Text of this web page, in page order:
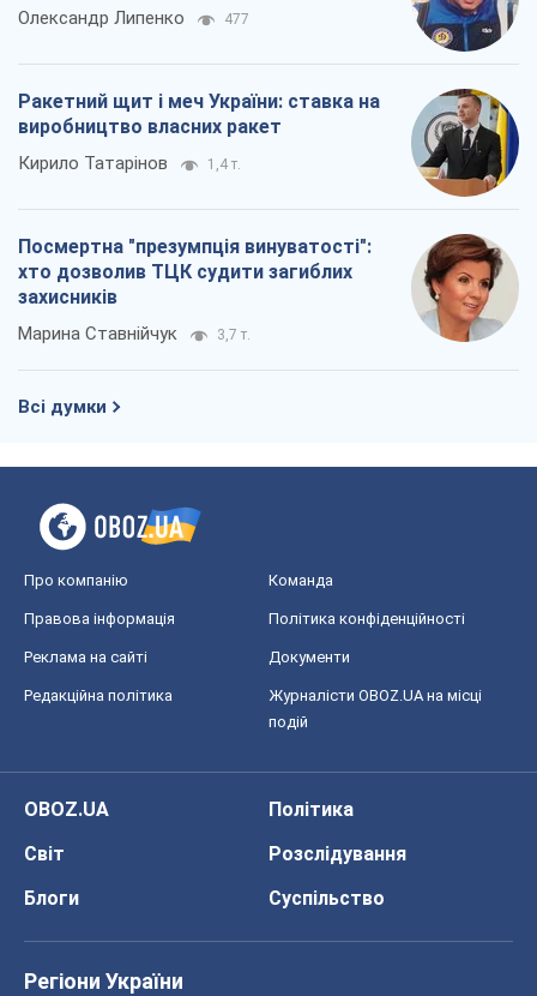
Олександр Липенко 477
Ракетний щит і меч України: ставка на
виробництво власних ракет
Кирило Татарінов 1,4 т.
Посмертна "презумпція винуватості":
хто дозволив ТЦК судити загиблих
захисників
Марина Ставнійчук 3,7 т.
Всі думки
Про компанію Команда
Правова інформація Політика конфіденційності
Реклама на сайті Документи
Редакційна політика
Журналісти OBOZ.UA на місці
подій
OBOZ.UA
Політика
Світ
Розслідування
Блоги
Суспільство
Регіони України